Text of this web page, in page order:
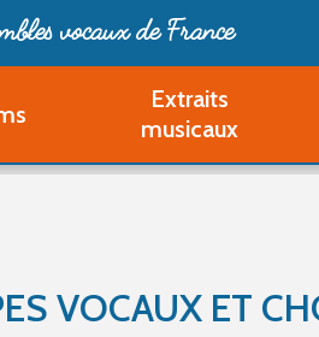
vocaux de France
Extraits
musicaux
VOCAUX ET